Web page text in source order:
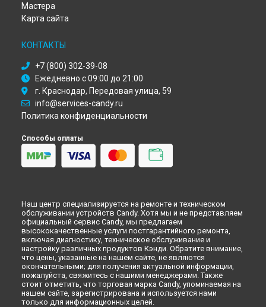
Ремонт микроволновой печи CMW 2070 DW Candy в
Иркутске
Самаре
Ремонт микроволновой печи CMW 2070 DW Candy в
Красноярске
Ремонт микроволновой печи CMW 2070 DW Candy в
Ремонт микроволновой печи CMW 2070 DW Candy в
Ульяновске
Ремонт микроволновой печи CMW 2070 DW Candy в
Кирове
Ремонт микроволновой печи CMW 2070 DW Candy в
Оренбурге
Ремонт микроволновой печи CMW 2070 DW Candy в
Новокузнецке
Ремонт микроволновой печи CMW 2070 DW Candy вРязани
Ремонт микроволновой печи CMW 2070 DW Candy в
Астрахани
Ремонт микроволновой печи CMW 2070 DW Candy в
Набережных Челнах
Ремонт микроволновой печи CMW 2070 DW Candy в
Липецке
Мастера
Карта сайта
КОНТАКТЫ
+7 (800) 302-39-08
Ежедневно с 09:00 до 21:00
г. Краснодар, Передовая улица, 59
info@services-candy.ru
Политика конфиденциальности
Способы оплаты
Наш центр специализируется на ремонте и техническом
обслуживании устройств Candy. Хотя мы и не представляем
официальный сервис Candy, мы предлагаем
высококачественные услуги постгарантийного ремонта,
включая диагностику, техническое обслуживание и
настройку различных продуктов Кэнди. Обратите внимание,
что цены, указанные на нашем сайте, не являются
окончательными; для получения актуальной информации,
пожалуйста, свяжитесь с нашими менеджерами. Также
стоит отметить, что торговая марка Candy, упоминаемая на
нашем сайте, зарегистрирована и используется нами
только для информационных целей.